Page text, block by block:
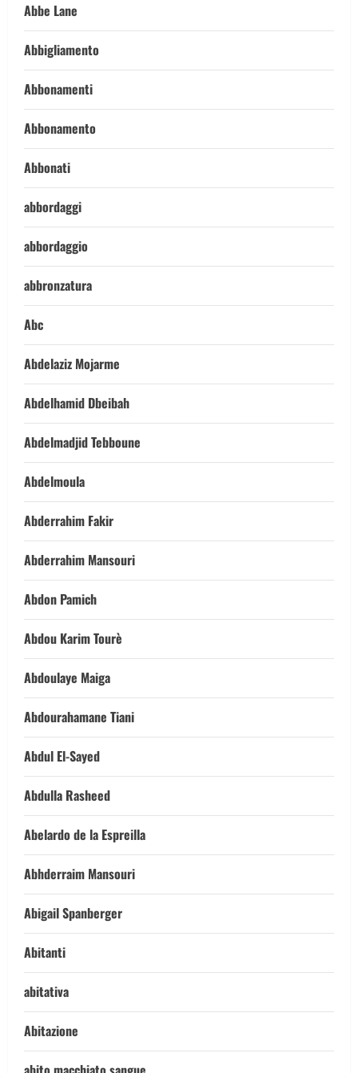
Abbe Lane
Abbigliamento
Abbonamenti
Abbonamento
Abbonati
abbordaggi
abbordaggio
abbronzatura
Abc
Abdelaziz Mojarme
Abdelhamid Dbeibah
Abdelmadjid Tebboune
Abdelmoula
Abderrahim Fakir
Abderrahim Mansouri
Abdon Pamich
Abdou Karim Tourè
Abdoulaye Maiga
Abdourahamane Tiani
Abdul El-Sayed
Abdulla Rasheed
Abelardo de la Espreilla
Abhderraim Mansouri
Abigail Spanberger
Abitanti
abitativa
Abitazione